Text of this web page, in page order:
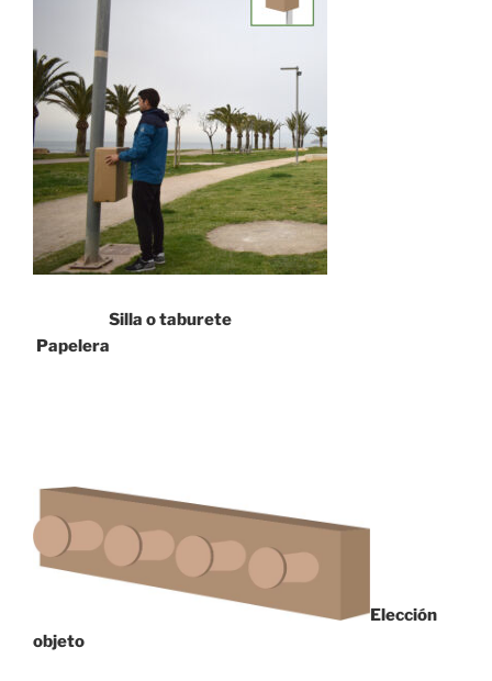
Silla o taburete
Papelera
Elección
objeto